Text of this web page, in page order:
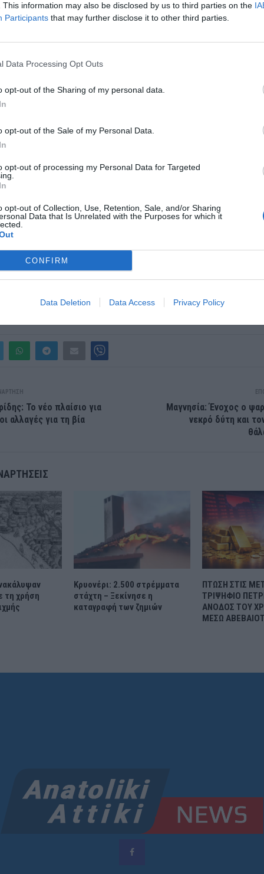
This information may also be disclosed by us to third parties on the
Participants that may further disclose it to other third parties.
Data Processing Opt Outs
opt-out of the Sharing of my personal data.
opt-out of the Sale of my Personal Data.
opt-out of processing my Personal Data for Targeted
opt-out of Collection, Use, Retention, Sale, and/or Sharing
Data that Is Unrelated with the Purposes for which it
CONFIRM
Data Deletion Data Access Privacy Policy
αμερικανική εφημερίδα,οι Χούθι μπόρεσαν να αξιοποιήσουν
δορυφόρους που τους διαβιβάστηκαν από ιρανούς
πλοία μεβαλλιστικούς πυραύλους και drones.
ελέγχουν το μεγαλύτερο μέρος της βόρειας Υεμένης,
επιθέσεις εναντίον του Ισραήλ και εναντίον πλοίων που
αυτό ή συμμάχους τους,
διαβεβαιώνοντας πως δρουν σε
δυνάμεις στη Λωρίδα της Γάζας από την 7η Οκτωβρίου
καίριας σημασίας για το παγκόσμιο εμπόριο και οδήγησαν τις
διεθνή ναυτικό συνασπισμό και από τον Ιανουάριο να αρχίσουν να
και όπλα των ανταρτών στην Υεμένη, σε κάποιες περιπτώσεις
οι Χούθι λένε πως στοχοποιούν επίσης αμερικανικά και
πως οι πληροφορίες της για τη ρωσική βοήθεια προέρχονται
για το ζήτημα»και«δυο ευρωπαίους αξιωματούχους
Το νέο πλαίσιο για
αλλαγές για τη βία
Μαγνησία: Ένοχος ο
νεκρό δύτη και
τη χρήση
Κρυονέρι: 2.500 στρέμματα
στάχτη – Ξεκίνησε η
καταγραφή των ζημιών
ΠΤΩΣΗ ΣΤΙΣ
ΤΡΙΨΗΦΙΟ
ΑΝΟΔΟΣ ΤΟΥ
ΜΕΣΩ